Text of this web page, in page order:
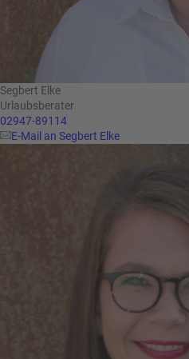
Segbert Elke
Urlaubsberater
02947-89114
E-Mail an Segbert Elke